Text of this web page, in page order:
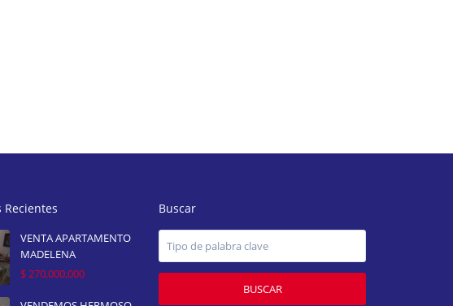
Recientes
VENTA APARTAMENTO
MADELENA
$ 270,000,000
Buscar
BUSCAR